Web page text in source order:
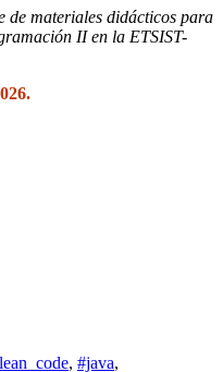
de materiales didácticos para
II en la ETSIST-
, #java,